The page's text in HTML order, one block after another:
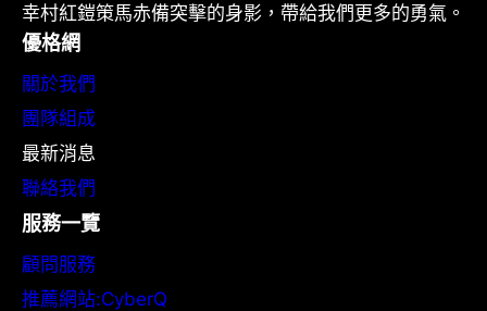
幸村紅鎧策馬赤備突擊的身影，帶給我們更多的勇氣。
優格網
關於我們
團隊組成
最新消息
聯絡我們
服務一覽
顧問服務
推薦網站:CyberQ